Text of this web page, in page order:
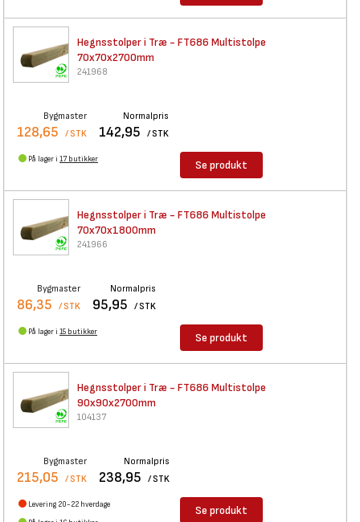
Hegnsstolper i Træ - FT686 Multistolpe
70x70x2700mm
241968
Bygmaster
128,65 / STK
Normalpris
142,95 / STK
På lager i 17 butikker Se produkt
Hegnsstolper i Træ - FT686 Multistolpe
70x70x1800mm
241966
Bygmaster
86,35 / STK
Normalpris
95,95 / STK
På lager i 15 butikker Se produkt
Hegnsstolper i Træ - FT686 Multistolpe
90x90x2700mm
104137
Bygmaster
215,05 / STK
Normalpris
238,95 / STK
Levering 20-22 hverdage
Se produkt